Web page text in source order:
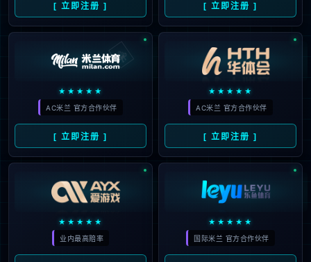
195
#皇家#赛事# 西甲#客场#敦刻尔克#兰
斯#主场#奥维耶多#西班牙人#见闻记录#
周日022西甲前瞻：塞维利亚
VS巴列卡诺 中游卡位VS客场